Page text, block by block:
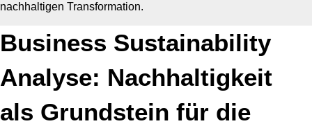
nachhaltigen Transformation.
Business Sustainability
Analyse: Nachhaltigkeit
als Grundstein für die